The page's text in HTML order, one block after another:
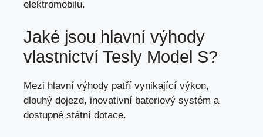
elektromobilu.
Jaké jsou hlavní výhody
vlastnictví Tesly Model S?
Mezi hlavní výhody patří vynikající výkon,
dlouhý dojezd, inovativní bateriový systém a
dostupné státní dotace.